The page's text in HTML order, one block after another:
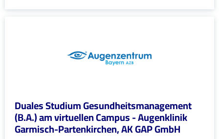
Duales Studium Gesundheitsmanagement
(B.A.) am virtuellen Campus - Augenklinik
Garmisch-Partenkirchen, AK GAP GmbH